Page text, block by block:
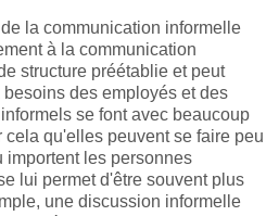
la communication informelle
à la communication
structure préétablie et peut
des employés et des
se font avec beaucoup
qu'elles peuvent se faire peu
importent les personnes
lui permet d'être souvent plus
une discussion informelle